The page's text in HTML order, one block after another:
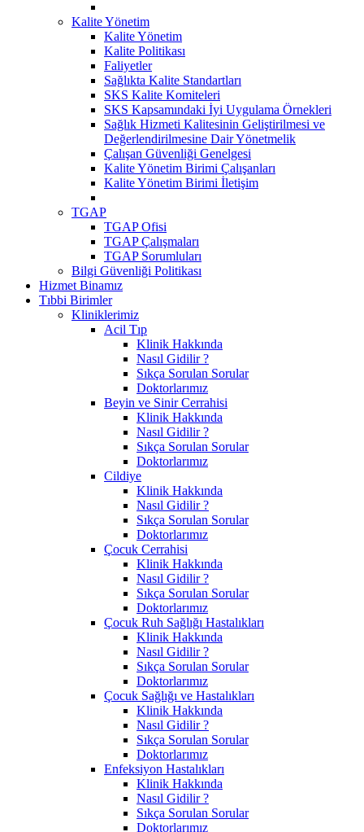
Kalite Yönetim
Kalite Yönetim
Kalite Politikası
Faliyetler
Sağlıkta Kalite Standartları
SKS Kalite Komiteleri
SKS Kapsamındaki İyi Uygulama Örnekleri
Sağlık Hizmeti Kalitesinin Geliştirilmesi ve
Değerlendirilmesine Dair Yönetmelik
Çalışan Güvenliği Genelgesi
Kalite Yönetim Birimi Çalışanları
Kalite Yönetim Birimi İletişim
TGAP
TGAP Ofisi
TGAP Çalışmaları
TGAP Sorumluları
Bilgi Güvenliği Politikası
Hizmet Binamız
Tıbbi Birimler
Kliniklerimiz
Acil Tıp
Klinik Hakkında
Nasıl Gidilir ?
Sıkça Sorulan Sorular
Doktorlarımız
Beyin ve Sinir Cerrahisi
Klinik Hakkında
Nasıl Gidilir ?
Sıkça Sorulan Sorular
Doktorlarımız
Cildiye
Klinik Hakkında
Nasıl Gidilir ?
Sıkça Sorulan Sorular
Doktorlarımız
Çocuk Cerrahisi
Klinik Hakkında
Nasıl Gidilir ?
Sıkça Sorulan Sorular
Doktorlarımız
Çocuk Ruh Sağlığı Hastalıkları
Klinik Hakkında
Nasıl Gidilir ?
Sıkça Sorulan Sorular
Doktorlarımız
Çocuk Sağlığı ve Hastalıkları
Klinik Hakkında
Nasıl Gidilir ?
Sıkça Sorulan Sorular
Doktorlarımız
Enfeksiyon Hastalıkları
Klinik Hakkında
Nasıl Gidilir ?
Sıkça Sorulan Sorular
Doktorlarımız